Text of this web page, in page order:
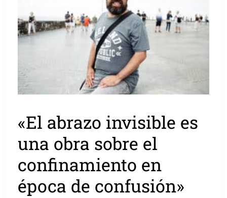
«El abrazo invisible es
una obra sobre el
confinamiento en
época de confusión»